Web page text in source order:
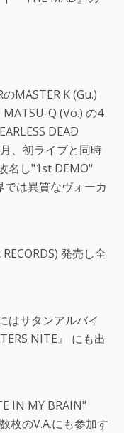
MASTER K (Gu.)
Q (Vo.) の4
DEAD
、初ライブと同時
名し"1st DEMO"
は異質なヴォーカ
発売し全
はサタンアルバイ
NITE』 にも出
IN MY BRAIN"
枚のV.A.にも参加す